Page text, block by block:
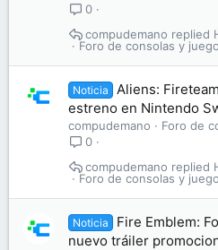
0
Foro de consolas y
compudemano
Noticia
Aliens:
estreno en Nintendo
compudemano
Foro de
0
Foro de consolas y
compudemano
Noticia
Fire Emblem:
nuevo tráiler